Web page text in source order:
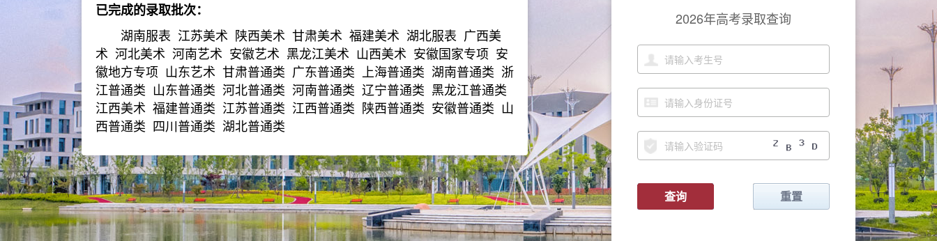
已完成的录取批次：
湖南服表 江苏美术 陕西美术 甘肃美术 福建美术 湖北服表 广西美
术 河北美术 河南艺术 安徽艺术 黑龙江美术 山西美术 安徽国家专项 安
徽地方专项 山东艺术 甘肃普通类 广东普通类 上海普通类 湖南普通类 浙
江普通类 山东普通类 河北普通类 河南普通类 辽宁普通类 黑龙江普通类
江西美术 福建普通类 江苏普通类 江西普通类 陕西普通类 安徽普通类 山
西普通类 四川普通类 湖北普通类
2026年高考录取查询
查询 重置